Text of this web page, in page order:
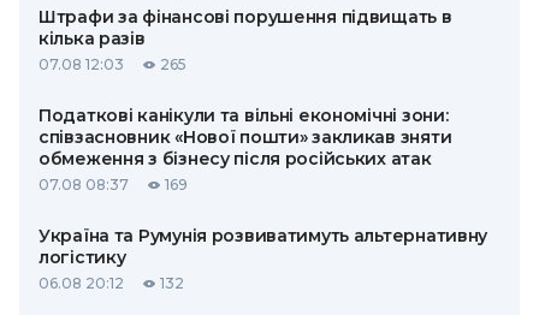
Штрафи за фінансові порушення підвищать в
кілька разів
07.08 12:03 265
Податкові канікули та вільні економічні зони:
співзасновник «Нової пошти» закликав зняти
обмеження з бізнесу після російських атак
07.08 08:37 169
Україна та Румунія розвиватимуть альтернативну
логістику
06.08 20:12 132